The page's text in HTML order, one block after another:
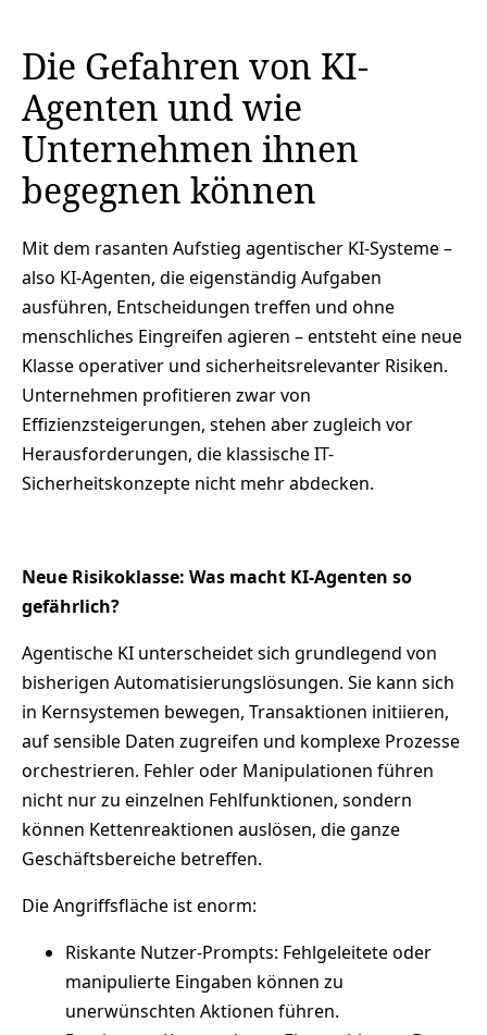
Die Gefahren von KI-
Agenten und wie
Unternehmen ihnen
begegnen können
Mit dem rasanten Aufstieg agentischer KI-Systeme –
also KI-Agenten, die eigenständig Aufgaben
ausführen, Entscheidungen treffen und ohne
menschliches Eingreifen agieren – entsteht eine neue
Klasse operativer und sicherheitsrelevanter Risiken.
Unternehmen profitieren zwar von
Effizienzsteigerungen, stehen aber zugleich vor
Herausforderungen, die klassische IT-
Sicherheitskonzepte nicht mehr abdecken.
Neue Risikoklasse: Was macht KI-Agenten so
gefährlich?
Agentische KI unterscheidet sich grundlegend von
bisherigen Automatisierungslösungen. Sie kann sich
in Kernsystemen bewegen, Transaktionen initiieren,
auf sensible Daten zugreifen und komplexe Prozesse
orchestrieren. Fehler oder Manipulationen führen
nicht nur zu einzelnen Fehlfunktionen, sondern
können Kettenreaktionen auslösen, die ganze
Geschäftsbereiche betreffen.
Die Angriffsfläche ist enorm:
Riskante Nutzer-Prompts: Fehlgeleitete oder
manipulierte Eingaben können zu
unerwünschten Aktionen führen.